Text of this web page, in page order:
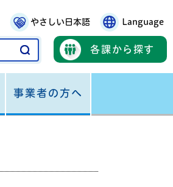
やさしい日本語 Language
各課から探す
事業者の方へ